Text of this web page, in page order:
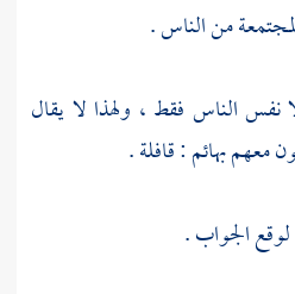
من الناس .
نفس الناس فقط ، ولهذا لا يقال
معهم بهائم : قافلة .
الجواب .